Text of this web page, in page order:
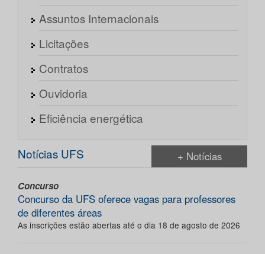
Assuntos Internacionais
Licitações
Contratos
Ouvidoria
Eficiência energética
Notícias UFS + Notícias
Concurso
Concurso da UFS oferece vagas para professores
de diferentes áreas
As inscrições estão abertas até o dia 18 de agosto de 2026